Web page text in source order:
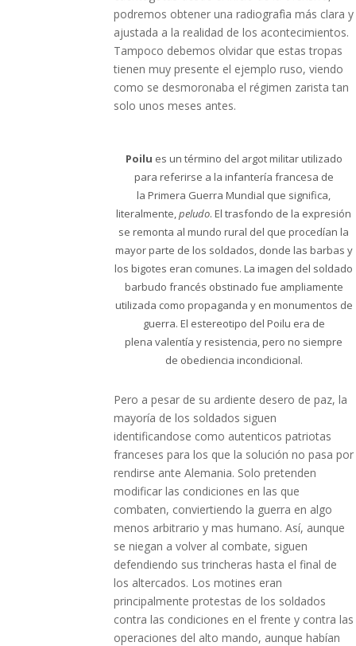
podremos obtener una radiografìa más clara y
ajustada a la realidad de los acontecimientos.
Tampoco debemos olvidar que estas tropas
tienen muy presente el ejemplo ruso, viendo
como se desmoronaba el régimen zarista tan
solo unos meses antes.
Poilu es un término del argot militar utilizado
para referirse a la infantería francesa de
la Primera Guerra Mundial que significa,
literalmente,peludo.​ El trasfondo de la expresión
se remonta al mundo rural del que procedían la
mayor parte de los soldados, donde las barbas y
los bigotes eran comunes. La imagen del soldado
barbudo francés obstinado fue ampliamente
utilizada como propaganda y en monumentos de
guerra.​ El estereotipo del Poilu era de
plena valentía y resistencia, pero no siempre
de obediencia incondicional.
Pero a pesar de su ardiente desero de paz, la
mayoría de los soldados siguen
identificandose como autenticos patriotas
franceses para los que la solución no pasa por
rendirse ante Alemania. Solo pretenden
modificar las condiciones en las que
combaten, conviertiendo la guerra en algo
menos arbitrario y mas humano. Así, aunque
se niegan a volver al combate, siguen
defendiendo sus trincheras hasta el final de
los altercados. Los motines eran
principalmente protestas de los soldados
contra las condiciones en el frente y contra las
operaciones del alto mando, aunque habían